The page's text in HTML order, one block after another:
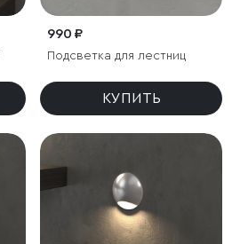
990 ₽
Подсветка для лестниц
КУПИТЬ